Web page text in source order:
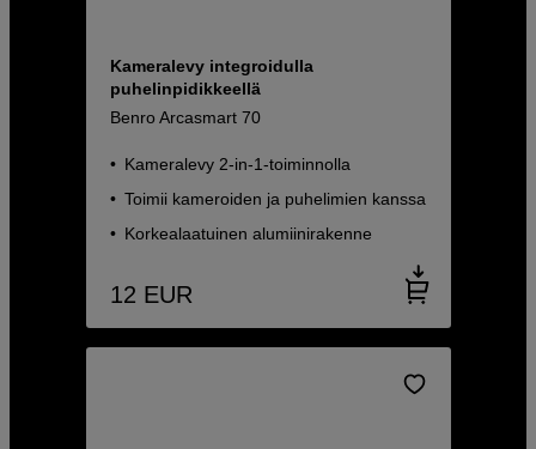
Kameralevy integroidulla
puhelinpidikkeellä
Benro Arcasmart 70
Kameralevy 2-in-1-toiminnolla
Toimii kameroiden ja puhelimien kanssa
Korkealaatuinen alumiinirakenne
12 EUR